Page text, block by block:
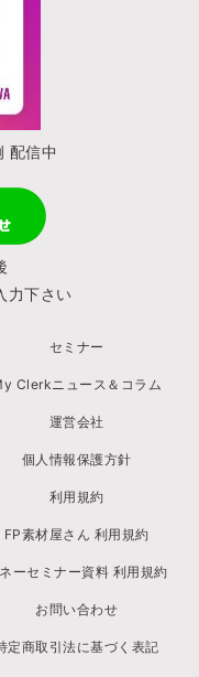
配信中
力下さい
セミナー
Clerkニュース＆コラム
運営会社
個人情報保護方針
利用規約
FP素材屋さん 利用規約
ーセミナー資料 利用規約
お問い合わせ
定商取引法に基づく表記